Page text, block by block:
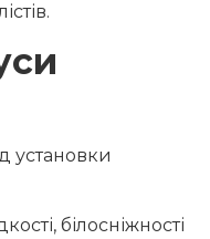
установки
білосніжності